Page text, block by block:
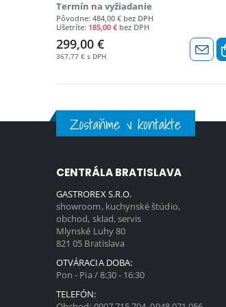
Termín na vyžiadanie
Pôvodne: 484,00 € bez DPH
Ušetríte: 185,00 € bez DPH
299,00 €
367,77 € s DPH
Zostaňme v kontakte
CENTRÁLA BRATISLAVA
GASTROREX S.R.O.
showroom, kuchynské štúdio,
obchod, sklad, servis
Mlynské Luhy 80
821 05 Bratislava
OTVÁRACIA DOBA:
Pon - Pia / 8:30 - 16:30
TELEFÓN: